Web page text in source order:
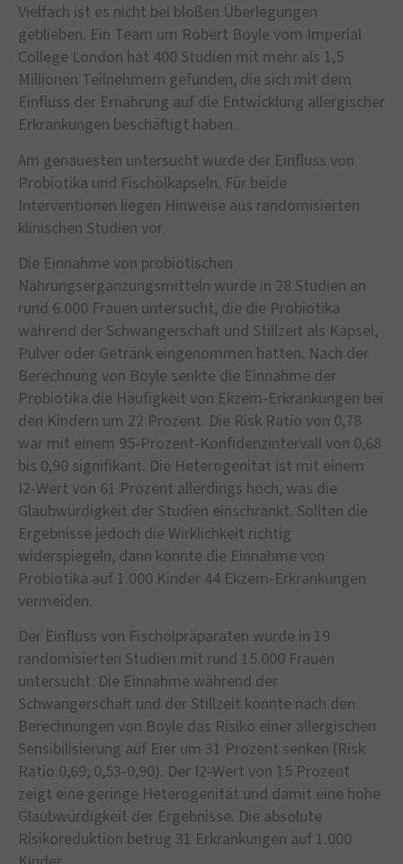
Vielfach ist es nicht bei bloßen Überlegungen
geblieben. Ein Team um Robert Boyle vom Imperial
College London hat 400 Studien mit mehr als 1,5
Millionen Teilnehmern gefunden, die sich mit dem
Einfluss der Ernährung auf die Entwicklung allergischer
Erkrankungen beschäftigt haben.
Am genauesten untersucht wurde der Einfluss von
Probiotika und Fischölkapseln. Für beide
Interventionen liegen Hinweise aus randomisierten
klinischen Studien vor.
Die Einnahme von probiotischen
Nahrungsergänzungsmitteln wurde in 28 Studien an
rund 6.000 Frauen untersucht, die die Probiotika
während der Schwangerschaft und Stillzeit als Kapsel,
Pulver oder Getränk eingenommen hatten. Nach der
Berechnung von Boyle senkte die Einnahme der
Probiotika die Häufigkeit von Ekzem-Erkrankungen bei
den Kindern um 22 Prozent. Die Risk Ratio von 0,78
war mit einem 95-Prozent-Konfidenzintervall von 0,68
bis 0,90 signifikant. Die Heterogenität ist mit einem
I2-Wert von 61 Prozent allerdings hoch, was die
Glaubwürdigkeit der Studien einschränkt. Sollten die
Ergebnisse jedoch die Wirklichkeit richtig
widerspiegeln, dann könnte die Einnahme von
Probiotika auf 1.000 Kinder 44 Ekzem-Erkrankungen
vermeiden.
Der Einfluss von Fischölpräparaten wurde in 19
randomisierten Studien mit rund 15.000 Frauen
untersucht. Die Einnahme während der
Schwangerschaft und der Stillzeit könnte nach den
Berechnungen von Boyle das Risiko einer allergischen
Sensibilisierung auf Eier um 31 Prozent senken (Risk
Ratio 0,69; 0,53-0,90). Der I2-Wert von 15 Prozent
zeigt eine geringe Heterogenität und damit eine hohe
Glaubwürdigkeit der Ergebnisse. Die absolute
Risikoreduktion betrug 31 Erkrankungen auf 1.000